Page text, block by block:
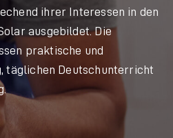
ihrer Interessen in den
ausgebildet. Die
praktische und
täglichen Deutschunterricht